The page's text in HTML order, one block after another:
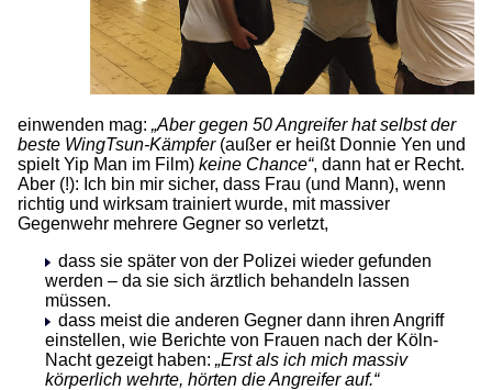
einwenden mag: „Aber gegen 50 Angreifer hat selbst der
beste WingTsun-Kämpfer (außer er heißt Donnie Yen und
spielt Yip Man im Film) keine Chance“, dann hat er Recht.
Aber (!): Ich bin mir sicher, dass Frau (und Mann), wenn
richtig und wirksam trainiert wurde, mit massiver
Gegenwehr mehrere Gegner so verletzt,
dass sie später von der Polizei wieder gefunden
werden – da sie sich ärztlich behandeln lassen
müssen.
dass meist die anderen Gegner dann ihren Angriff
einstellen, wie Berichte von Frauen nach der Köln-
Nacht gezeigt haben: „Erst als ich mich massiv
körperlich wehrte, hörten die Angreifer auf.“